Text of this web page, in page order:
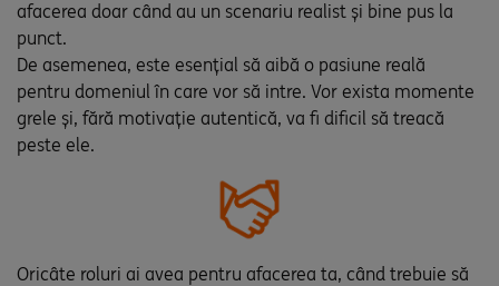
afacerea doar când au un scenariu realist și bine pus la
punct.
De asemenea, este esențial să aibă o pasiune reală
pentru domeniul în care vor să intre. Vor exista momente
grele și, fără motivație autentică, va fi dificil să treacă
peste ele.
Oricâte roluri ai avea pentru afacerea ta, când trebuie să